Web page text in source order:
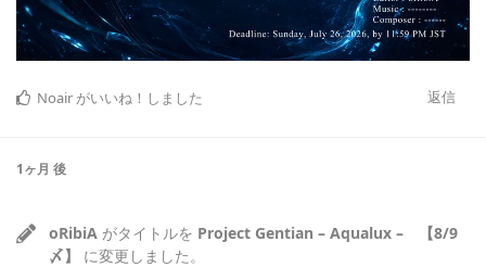
返信
Noair がいいね！しました
1ヶ月 後
oRibiA がタイトルを Project Gentian – Aqualux – 【8/9
〆】
に変更しました。